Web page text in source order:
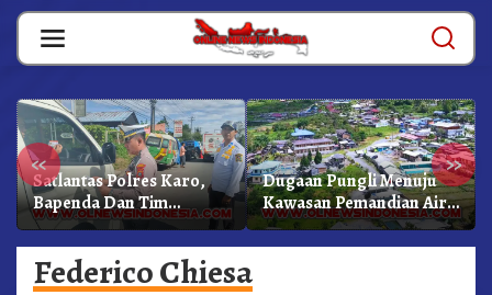
Skip
content
« »
Satlantas Polres Karo,
Bapenda Dan Tim
Lainnya Gelar Oprasi
Sadar Pajak Kenderaan
Dugaan Pungli Menuju
Kawasan Pemandian Air
Panas Semangat Gunung
– Doulu Foto Dan
Federico Chiesa